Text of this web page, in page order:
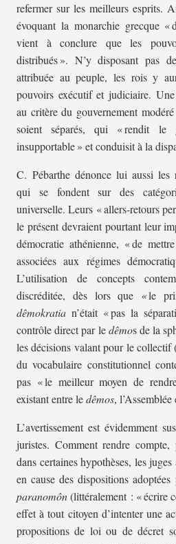
refermer sur les meilleurs esprits.
évoquant la monarchie grecque «
vient à conclure que les
distribués ». N’y disposant pas
attribuée au peuple, les rois y
pouvoirs exécutif et judiciaire.
au critère du gouvernement
soient séparés, qui « rendit le
insupportable » et conduisit à la
C. Pébarthe dénonce lui aussi les
qui se fondent sur des
universelle. Leurs « allers-retours
le présent devraient pourtant leur
démocratie athénienne, « de
associées aux régimes
L’utilisation de concepts
discréditée, dès lors que «le
dêmokratia n’était « pas la
contrôle direct par ledêmos de la
les décisions valant pour le collectif
du vocabulaire constitutionnel
pas « le meilleur moyen de
existant entre ledêmos,
L’avertissement est évidemment
juristes. Comment rendre
dans certaines hypothèses, les
en cause des dispositions
paranomôn(littéralement : « écrire
effet à tout citoyen d’intenter une
propositions de loi ou de décret